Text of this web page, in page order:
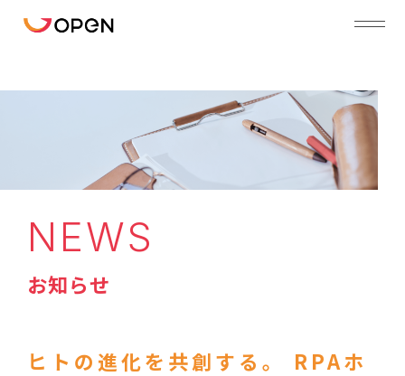
NEWS
お知らせ
ヒトの進化を共創する。 RPAホ